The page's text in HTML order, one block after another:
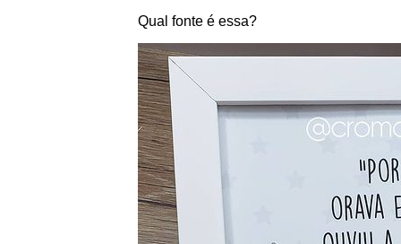
Qual fonte é essa?